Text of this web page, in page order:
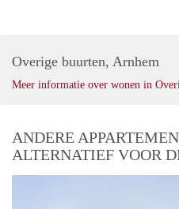
Overige buurten, Arnhem
Meer informatie over wonen in
ANDERE
ALTERNATIEF VOOR